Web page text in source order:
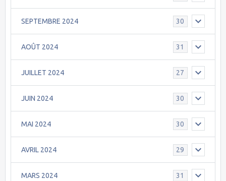
SEPTEMBRE 2024 30
AOÛT 2024 31
JUILLET 2024 27
JUIN 2024 30
MAI 2024 30
AVRIL 2024 29
MARS 2024 31